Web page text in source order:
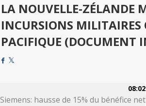
LA NOUVELLE-ZÉLANDE
INCURSIONS MILITAIRES
PACIFIQUE (DOCUMENT
08:02
Siemens: hausse de 15% du bénéfice net